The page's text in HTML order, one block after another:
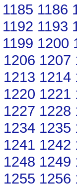
1185 1186
1192 1193
1199 1200
1206 1207
1213 1214
1220 1221
1227 1228
1234 1235
1241 1242
1248 1249
1255 1256